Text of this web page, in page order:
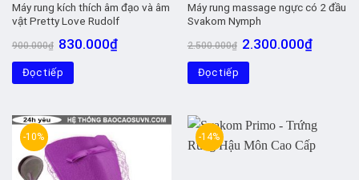
Máy rung kích thích âm đạo và âm
vật Pretty Love Rudolf
900.000₫ Giá
gốc
là:
900.000₫.
830.000₫Giá
Đọc tiếp
Máy rung massage ngực có 2 đầu
Svakom Nymph
2.500.000₫ Giá
gốc
là:
2.300.000₫Giá
Đọc tiếp
-10% -14%